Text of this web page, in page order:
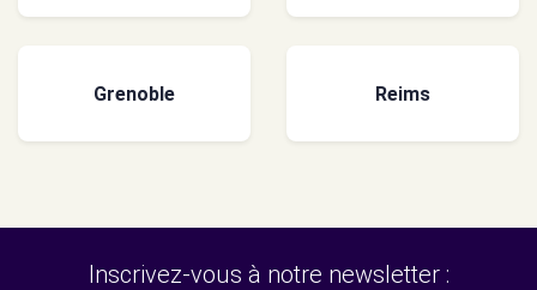
Grenoble Reims
Inscrivez-vous à notre newsletter :